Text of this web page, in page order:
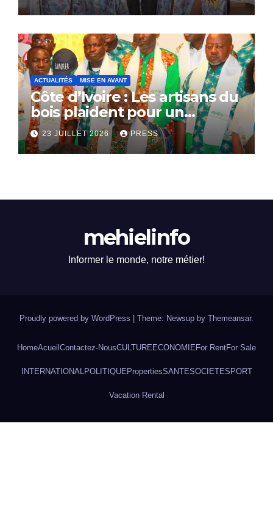
ACTUALITÉS MISE EN AVANT
Côte d’Ivoire : Les artisans du
bois plaident pour un
dialogue national
23 JUILLET 2026 PRESS
mehielinfo
Informer le monde, notre métier!
Proudly powered by WordPress | Theme: Newsup by Themeansar.
HomeAcueil Contactez-NousCULTURE ECONOMIE For RentFor Sale
INTERNATIONAL POLITIQUEPropertiesSANTESOCIETESPORT
Vacation Rental